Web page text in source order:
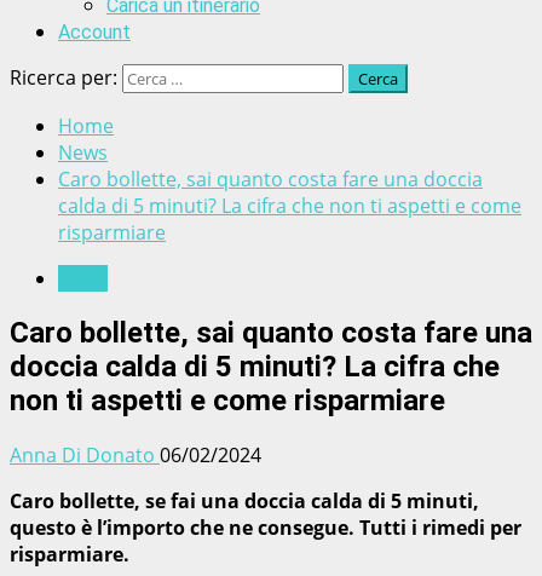
Carica un itinerario
Account
Ricerca per:
Home
News
Caro bollette, sai quanto costa fare una doccia
calda di 5 minuti? La cifra che non ti aspetti e come
risparmiare
Caro bollette, sai quanto costa fare una
doccia calda di 5 minuti? La cifra che
non ti aspetti e come risparmiare
Anna Di Donato 06/02/2024
Caro bollette, se fai una doccia calda di 5 minuti,
questo è l’importo che ne consegue. Tutti i rimedi per
risparmiare.